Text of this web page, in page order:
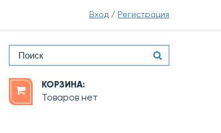
Вход / Регистрация
КОРЗИНА:
Товаров нет